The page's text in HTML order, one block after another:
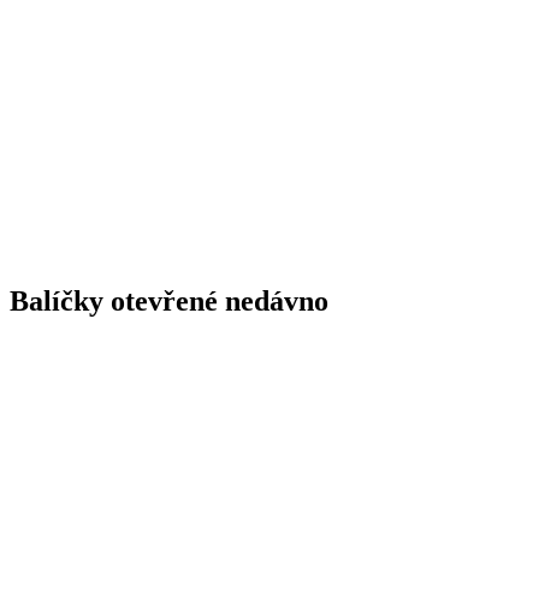
Balíčky otevřené nedávno